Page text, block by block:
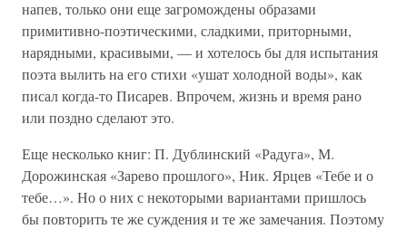
напев, только они еще загромождены образами
примитивно-поэтическими, сладкими, приторными,
нарядными, красивыми, — и хотелось бы для испытания
поэта вылить на его стихи «ушат холодной воды», как
писал когда-то Писарев. Впрочем, жизнь и время рано
или поздно сделают это.
Еще несколько книг: П. Дублинский «Радуга», М.
Дорожинская «Зарево прошлого», Ник. Ярцев «Тебе и о
тебе…». Но о них с некоторыми вариантами пришлось
бы повторить те же суждения и те же замечания. Поэтому